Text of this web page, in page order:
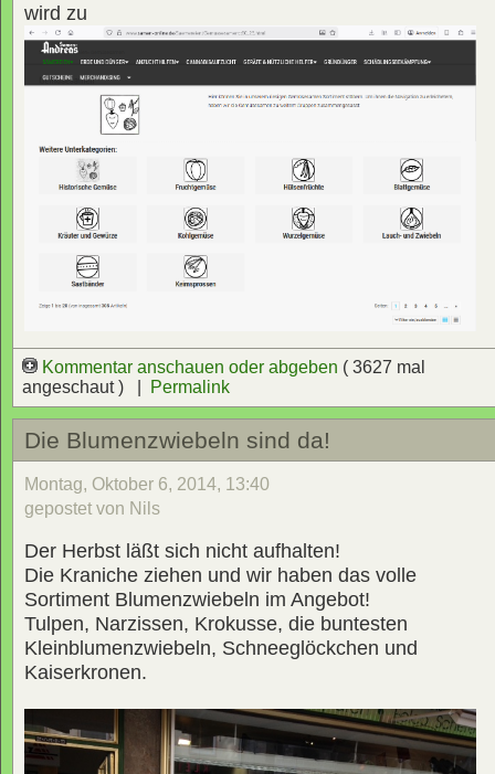
wird zu
Kommentar anschauen oder abgeben ( 3627 mal
angeschaut ) |
Permalink
Die Blumenzwiebeln sind da!
Montag, Oktober 6, 2014, 13:40
gepostet von Nils
Der Herbst läßt sich nicht aufhalten!
Die Kraniche ziehen und wir haben das volle
Sortiment Blumenzwiebeln im Angebot!
Tulpen, Narzissen, Krokusse, die buntesten
Kleinblumenzwiebeln, Schneeglöckchen und
Kaiserkronen.